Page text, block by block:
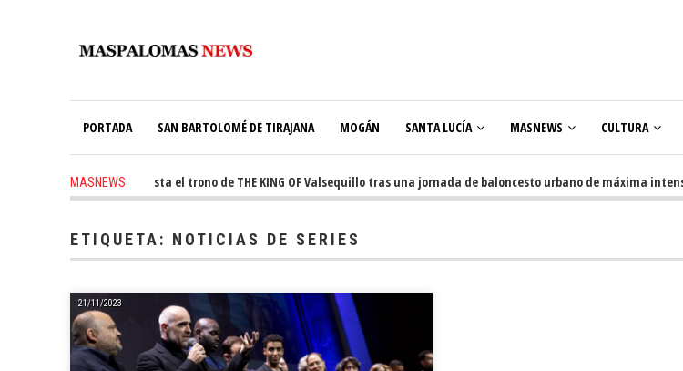
PORTADA SAN BARTOLOMÉ DE TIRAJANA MOGÁN SANTA LUCÍA MASNEWS CULTURA
MASNEWS
Ale Martín conquista el trono de THE KING OF Valsequillo tras una jornada de baloncesto urbano de máxima intensidad
ETIQUETA: NOTICIAS DE SERIES
21/11/2023